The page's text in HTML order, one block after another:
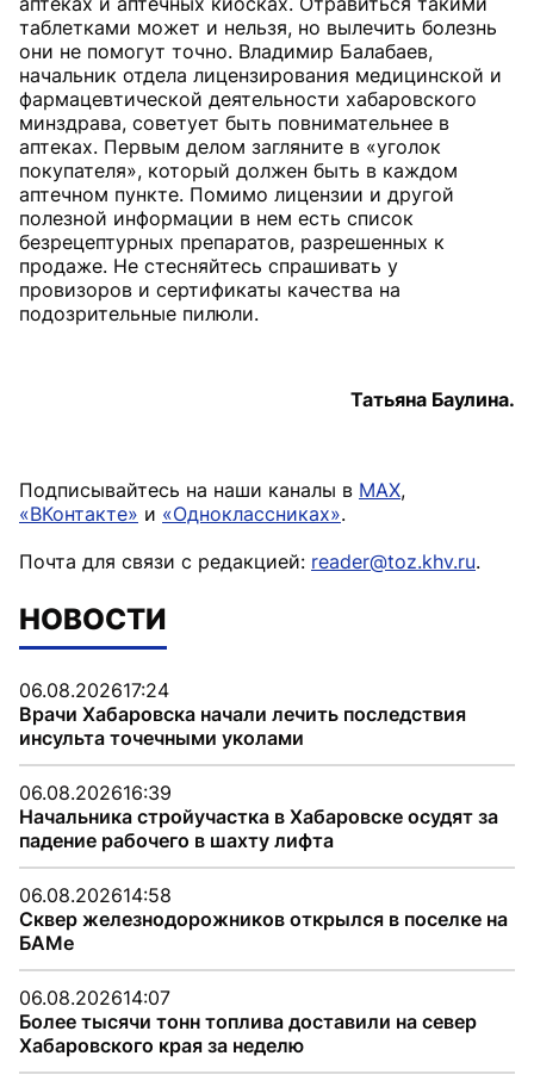
таблетками может и нельзя, но вылечить болезнь
они не помогут точно. Владимир Балабаев,
начальник отдела лицензирования медицинской и
фармацевтической деятельности хабаровского
минздрава, советует быть повнимательнее в
аптеках. Первым делом загляните в «уголок
покупателя», который должен быть в каждом
аптечном пункте. Помимо лицензии и другой
полезной информации в нем есть список
безрецептурных препаратов, разрешенных к
продаже. Не стесняйтесь спрашивать у
провизоров и сертификаты качества на
подозрительные пилюли.
Татьяна Баулина.
Подписывайтесь на наши каналы в MAX,
«ВКонтакте» и «Одноклассниках».
Почта для связи с редакцией: reader@toz.khv.ru.
НОВОСТИ
06.08.202617:24
Врачи Хабаровска начали лечить последствия
инсульта точечными уколами
06.08.202616:39
Начальника стройучастка в Хабаровске осудят за
падение рабочего в шахту лифта
06.08.202614:58
Сквер железнодорожников открылся в поселке на
БАМе
06.08.202614:07
Более тысячи тонн топлива доставили на север
Хабаровского края за неделю